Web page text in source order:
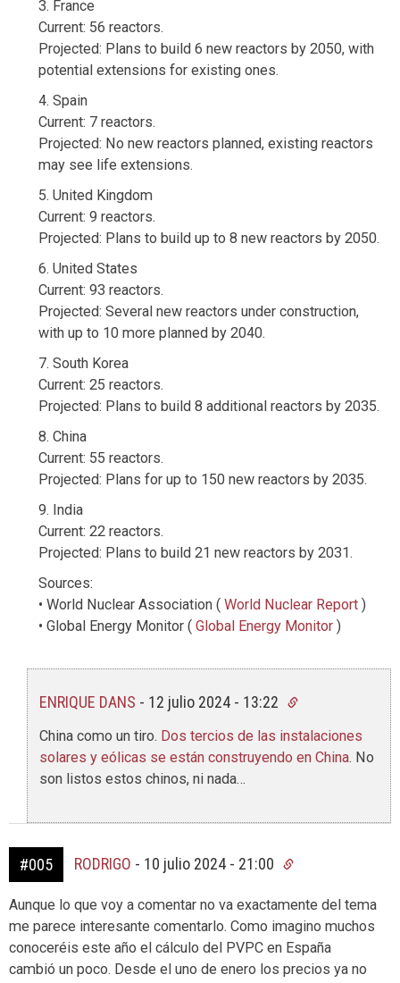
3. France
Current: 56 reactors.
Projected: Plans to build 6 new reactors by 2050, with
potential extensions for existing ones.
4. Spain
Current: 7 reactors.
Projected: No new reactors planned, existing reactors
may see life extensions.
5. United Kingdom
Current: 9 reactors.
Projected: Plans to build up to 8 new reactors by 2050.
6. United States
Current: 93 reactors.
Projected: Several new reactors under construction,
with up to 10 more planned by 2040.
7. South Korea
Current: 25 reactors.
Projected: Plans to build 8 additional reactors by 2035.
8. China
Current: 55 reactors.
Projected: Plans for up to 150 new reactors by 2035.
9. India
Current: 22 reactors.
Projected: Plans to build 21 new reactors by 2031.
Sources:
• World Nuclear Association ( World Nuclear Report )
• Global Energy Monitor ( Global Energy Monitor )
ENRIQUE DANS - 12 julio 2024 - 13:22
China como un tiro. Dos tercios de las instalaciones
solares y eólicas se están construyendo en China. No
son listos estos chinos, ni nada…
#005 RODRIGO - 10 julio 2024 - 21:00
Aunque lo que voy a comentar no va exactamente del tema
me parece interesante comentarlo. Como imagino muchos
conoceréis este año el cálculo del PVPC en España
cambió un poco. Desde el uno de enero los precios ya no